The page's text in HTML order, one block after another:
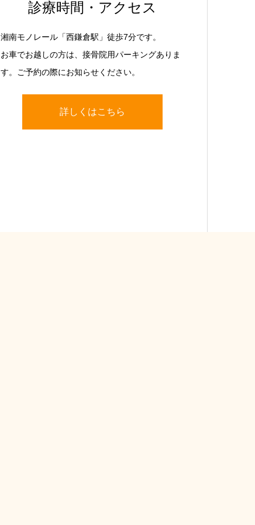
診療時間・アクセス
湘南モノレール「西鎌倉駅」徒歩7分です。
お車でお越しの方は、接骨院用パーキングありま
す。ご予約の際にお知らせください。
詳しくはこちら